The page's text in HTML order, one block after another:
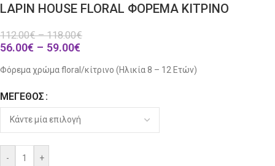
LAPIN HOUSE FLORAL ΦΟΡΕΜΑ ΚΙΤΡΙΝΟ
112.00€ – 118.00€
56.00€ – 59.00€
Φόρεμα χρώμα floral/κίτρινο (Ηλικία 8 – 12 Ετών)
ΜΈΓΕΘΟΣ
- +
Alternative: